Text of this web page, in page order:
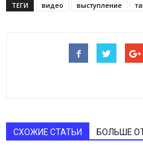
ТЕГИ видео выступление
СХОЖИЕ СТАТЬИ БОЛЬШЕ